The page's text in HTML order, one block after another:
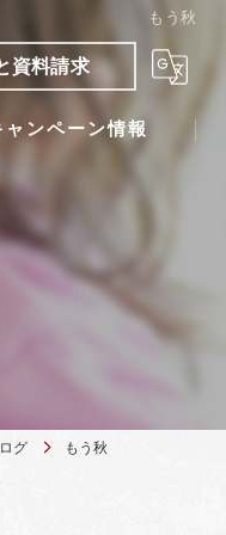
もう秋
資料請求
ャンペーン情報
グ もう秋